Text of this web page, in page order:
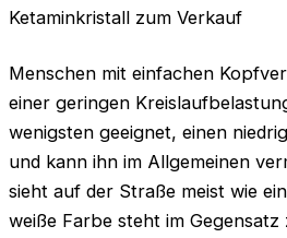
Ketaminkristall zum Verkauf
Menschen mit einfachen
einer geringen
wenigsten geeignet, einen
und kann ihn im Allgemeinen
sieht auf der Straße meist wie
weiße Farbe steht im Gegensatz